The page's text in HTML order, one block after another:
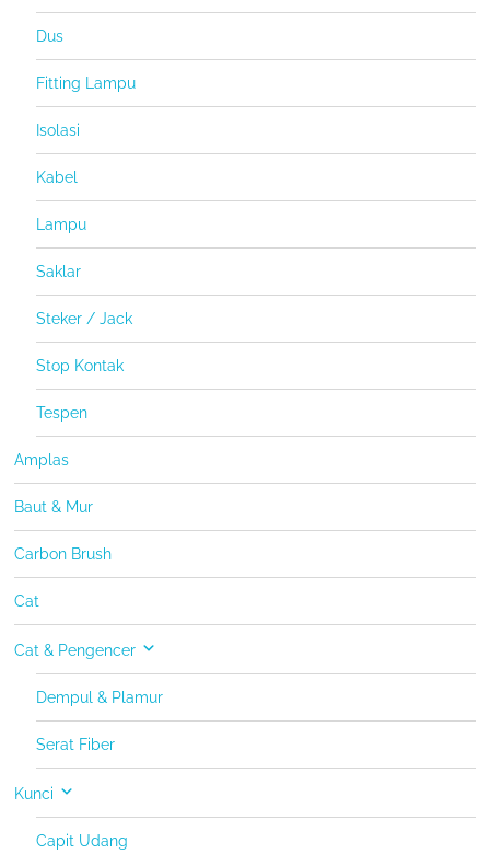
Dus
Fitting Lampu
Isolasi
Kabel
Lampu
Saklar
Steker / Jack
Stop Kontak
Tespen
Amplas
Baut & Mur
Carbon Brush
Cat
Cat & Pengencer
Dempul & Plamur
Serat Fiber
Kunci
Capit Udang